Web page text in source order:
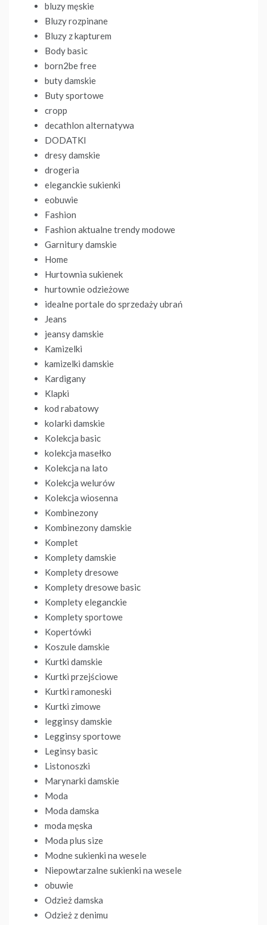
bluzy męskie
Bluzy rozpinane
Bluzy z kapturem
Body basic
born2be free
buty damskie
Buty sportowe
cropp
decathlon alternatywa
DODATKI
dresy damskie
drogeria
eleganckie sukienki
eobuwie
Fashion
Fashion aktualne trendy modowe
Garnitury damskie
Home
Hurtownia sukienek
hurtownie odzieżowe
idealne portale do sprzedaży ubrań
Jeans
jeansy damskie
Kamizelki
kamizelki damskie
Kardigany
Klapki
kod rabatowy
kolarki damskie
Kolekcja basic
kolekcja masełko
Kolekcja na lato
Kolekcja welurów
Kolekcja wiosenna
Kombinezony
Kombinezony damskie
Komplet
Komplety damskie
Komplety dresowe
Komplety dresowe basic
Komplety eleganckie
Komplety sportowe
Kopertówki
Koszule damskie
Kurtki damskie
Kurtki przejściowe
Kurtki ramoneski
Kurtki zimowe
legginsy damskie
Legginsy sportowe
Leginsy basic
Listonoszki
Marynarki damskie
Moda
Moda damska
moda męska
Moda plus size
Modne sukienki na wesele
Niepowtarzalne sukienki na wesele
obuwie
Odzież damska
Odzież z denimu